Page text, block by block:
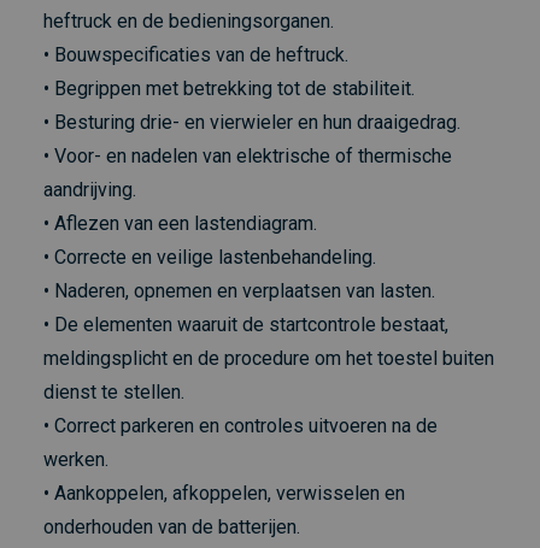
heftruck en de bedieningsorganen.
• Bouwspecificaties van de heftruck.
• Begrippen met betrekking tot de stabiliteit.
• Besturing drie- en vierwieler en hun draaigedrag.
• Voor- en nadelen van elektrische of thermische
aandrijving.
• Aflezen van een lastendiagram.
• Correcte en veilige lastenbehandeling.
• Naderen, opnemen en verplaatsen van lasten.
• De elementen waaruit de startcontrole bestaat,
meldingsplicht en de procedure om het toestel buiten
dienst te stellen.
• Correct parkeren en controles uitvoeren na de
werken.
• Aankoppelen, afkoppelen, verwisselen en
onderhouden van de batterijen.